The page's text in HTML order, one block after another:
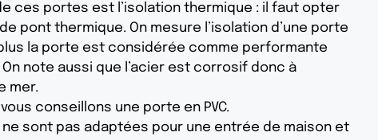
ces portes est l’isolation thermique : il faut opter
pont thermique. On mesure l’isolation d’une porte
plus la porte est considérée comme performante
note aussi que l’acier est corrosif donc à
mer.
conseillons une porte en PVC.
sont pas adaptées pour une entrée de maison et